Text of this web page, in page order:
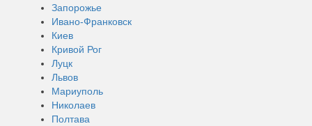
Запорожье
Ивано-Франковск
Киев
Кривой Рог
Луцк
Львов
Мариуполь
Николаев
Полтава